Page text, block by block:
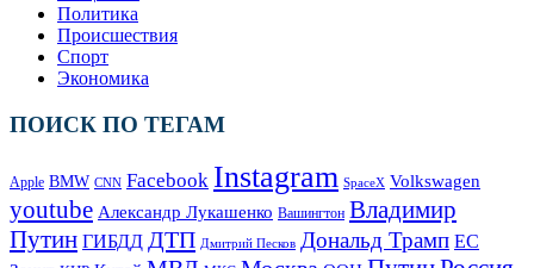
Политика
Происшествия
Спорт
Экономика
ПОИСК ПО ТЕГАМ
Apple BMW CNN Facebook Instagram SpaceX Volkswagen
youtube Александр Лукашенко Вашингтон Владимир
Путин ГИБДД ДТП Дмитрий Песков Дональд Трамп ЕС